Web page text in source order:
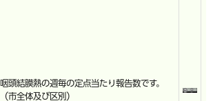
咽頭結膜熱の週毎の定点当たり報告数です。
（市全体及び区別）